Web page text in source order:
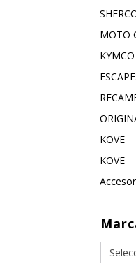
MOTO
KYMCO
KOVE
KOVE